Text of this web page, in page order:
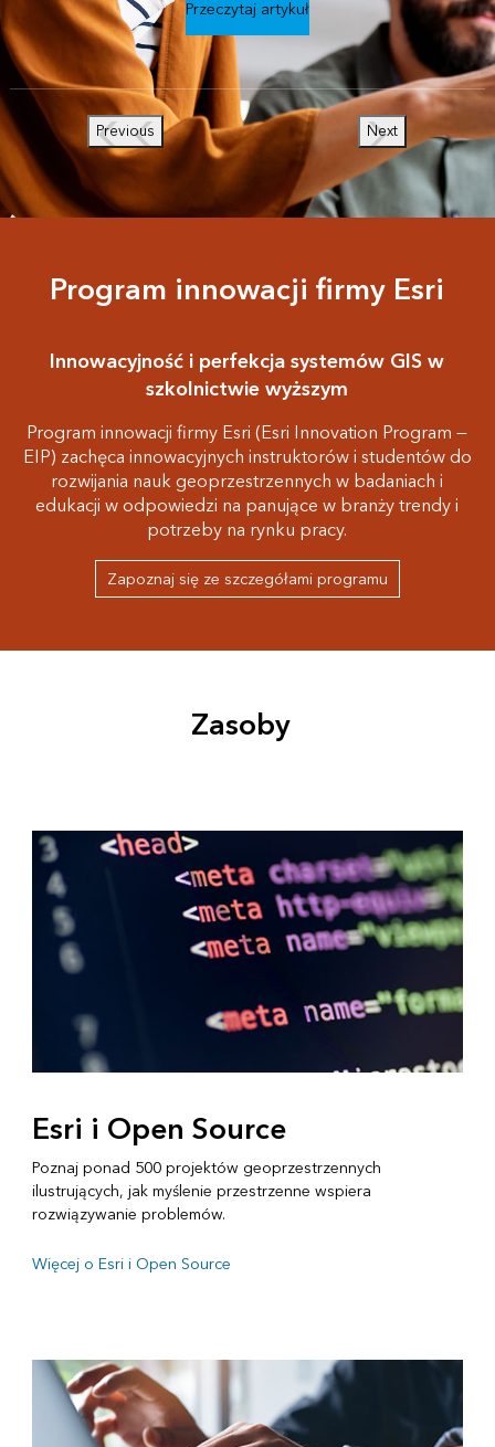
Przeczytaj artykuł
Previous Next
Program innowacji firmy Esri
Innowacyjność i perfekcja systemów GIS w
szkolnictwie wyższym
Program innowacji firmy Esri (Esri Innovation Program —
EIP) zachęca innowacyjnych instruktorów i studentów do
rozwijania nauk geoprzestrzennych w badaniach i
edukacji w odpowiedzi na panujące w branży trendy i
potrzeby na rynku pracy.
Zapoznaj się ze szczegółami programu
Zasoby
Esri i Open Source
Poznaj ponad 500 projektów geoprzestrzennych
ilustrujących, jak myślenie przestrzenne wspiera
rozwiązywanie problemów.
Więcej o Esri i Open Source